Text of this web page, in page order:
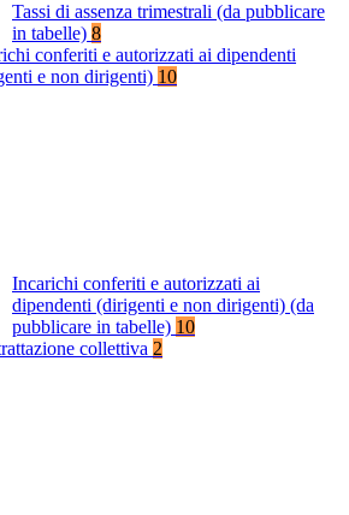
Tassi di assenza trimestrali (da pubblicare
in tabelle) 8
conferiti e autorizzati ai dipendenti
e non dirigenti) 10
Incarichi conferiti e autorizzati ai
dipendenti (dirigenti e non dirigenti) (da
pubblicare in tabelle) 10
collettiva 2